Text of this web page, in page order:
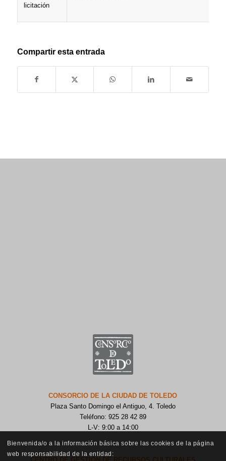
licitación
Compartir esta entrada
CONSORCIO DE LA CIUDAD DE TOLEDO
Plaza Santo Domingo el Antiguo, 4. Toledo
Teléfono: 925 28 42 89
L-V: 9:00 a 14:00
Bienvenida/o a la información básica sobre las cookies de la página
web responsabilidad de la entidad: